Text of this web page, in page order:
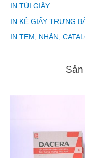
IN TÚI GIẤY
IN KỆ GIẤY TRƯNG
IN TEM, NHÃN,